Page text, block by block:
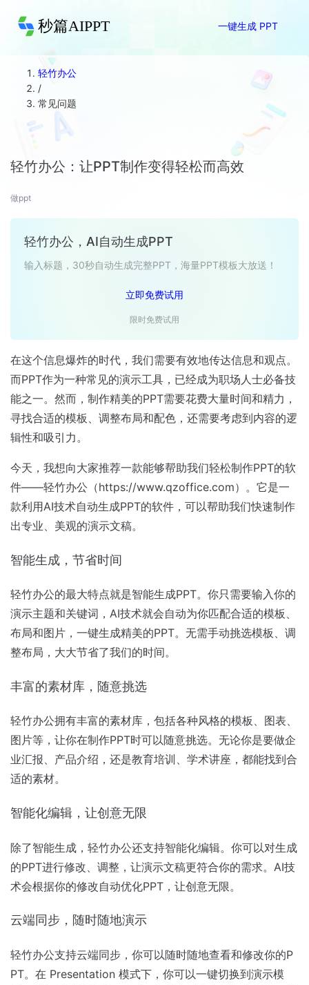
秒篇AIPPT 一键生成 PPT
轻竹办公
/
常见问题
轻竹办公：让PPT制作变得轻松而高效
做ppt
轻竹办公，AI自动生成PPT
输入标题，30秒自动生成完整PPT，海量PPT模板大放送！
立即免费试用
限时免费试用
在这个信息爆炸的时代，我们需要有效地传达信息和观点。
而PPT作为一种常见的演示工具，已经成为职场人士必备技
能之一。然而，制作精美的PPT需要花费大量时间和精力，
寻找合适的模板、调整布局和配色，还需要考虑到内容的逻
辑性和吸引力。
今天，我想向大家推荐一款能够帮助我们轻松制作PPT的软
件——轻竹办公（https://www.qzoffice.com）。它是一
款利用AI技术自动生成PPT的软件，可以帮助我们快速制作
出专业、美观的演示文稿。
智能生成，节省时间
轻竹办公的最大特点就是智能生成PPT。你只需要输入你的
演示主题和关键词，AI技术就会自动为你匹配合适的模板、
布局和图片，一键生成精美的PPT。无需手动挑选模板、调
整布局，大大节省了我们的时间。
丰富的素材库，随意挑选
轻竹办公拥有丰富的素材库，包括各种风格的模板、图表、
图片等，让你在制作PPT时可以随意挑选。无论你是要做企
业汇报、产品介绍，还是教育培训、学术讲座，都能找到合
适的素材。
智能化编辑，让创意无限
除了智能生成，轻竹办公还支持智能化编辑。你可以对生成
的PPT进行修改、调整，让演示文稿更符合你的需求。AI技
术会根据你的修改自动优化PPT，让创意无限。
云端同步，随时随地演示
轻竹办公支持云端同步，你可以随时随地查看和修改你的P
PT。在 Presentation 模式下，你可以一键切换到演示模